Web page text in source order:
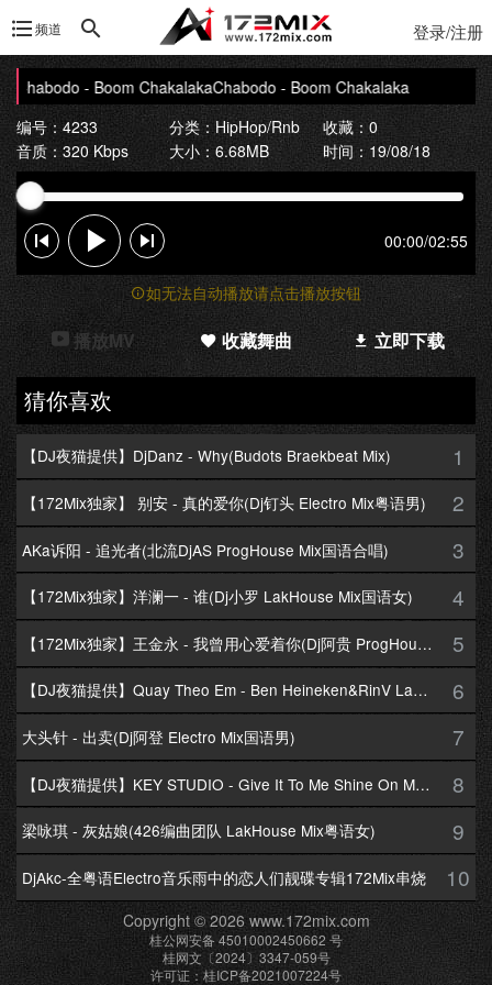
频道 登录/注册
Chabodo - Boom ChakalakaChabodo - Boom Chakalaka
编号：4233
分类：HipHop/Rnb
收藏：0
音质：320 Kbps
大小：6.68MB 时间：19/08/18
00:00/02:55
如无法自动播放请点击播放按钮
播放MV 收藏舞曲 立即下载
猜你喜欢
【DJ夜猫提供】DjDanz - Why(Budots Braekbeat Mix) 1
【172Mix独家】 别安 - 真的爱你(Dj钉头 Electro Mix粤语男) 2
AKa诉阳 - 追光者(北流DjAS ProgHouse Mix国语合唱) 3
【172Mix独家】洋澜一 - 谁(Dj小罗 LakHouse Mix国语女) 4
【172Mix独家】王金永 - 我曾用心爱着你(Dj阿贵 ProgHouse Mix国语男) 5
【DJ夜猫提供】Quay Theo Em - Ben Heineken&RinV LakHouse Mix 6
大头针 - 出卖(Dj阿登 Electro Mix国语男) 7
【DJ夜猫提供】KEY STUDIO - Give It To Me Shine On Me By Lambo Thea 8
梁咏琪 - 灰姑娘(426编曲团队 LakHouse Mix粤语女) 9
DjAkc-全粤语Electro音乐雨中的恋人们靓碟专辑172Mix串烧 10
Copyright © 2026 www.172mix.com
桂公网安备 45010002450662 号
桂网文〔2024〕3347-059号
许可证：桂ICP备2021007224号